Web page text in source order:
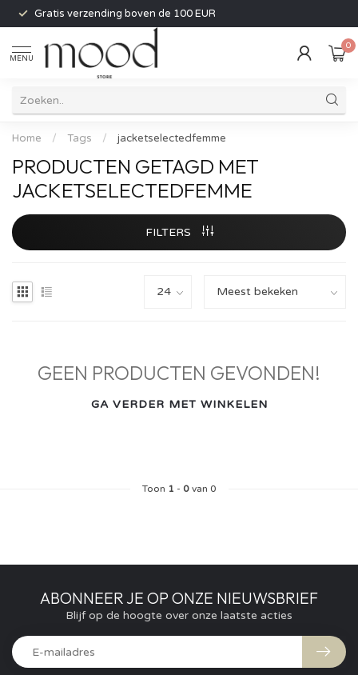
Gratis verzending boven de 100 EUR
MENU
0
Home / Tags / jacketselectedfemme
PRODUCTEN GETAGD MET
JACKETSELECTEDFEMME
FILTERS
GEEN PRODUCTEN GEVONDEN!
GA VERDER MET WINKELEN
Toon 1 - 0van 0
ABONNEER JE OP ONZE NIEUWSBRIEF
Blijf op de hoogte over onze laatste acties